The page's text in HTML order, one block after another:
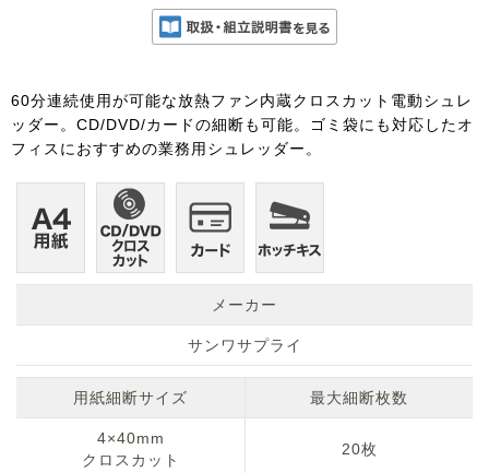
60分連続使用が可能な放熱ファン内蔵クロスカット電動シュレ
ッダー。CD/DVD/カードの細断も可能。ゴミ袋にも対応したオ
フィスにおすすめの業務用シュレッダー。
メーカー
サンワサプライ
用紙細断サイズ 最大細断枚数
4×40mm
クロスカット
20枚